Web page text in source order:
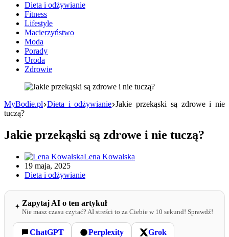
Dieta i odżywianie
Fitness
Lifestyle
Macierzyństwo
Moda
Porady
Uroda
Zdrowie
MyBodie.pl Dieta i odżywianie Jakie przekąski są zdrowe i nie
tuczą?
Jakie przekąski są zdrowe i nie tuczą?
Lena Kowalska
19 maja, 2025
Dieta i odżywianie
Zapytaj AI o ten artykuł
Nie masz czasu czytać? AI streści to za Ciebie w 10 sekund! Sprawdź!
ChatGPT Perplexity Grok